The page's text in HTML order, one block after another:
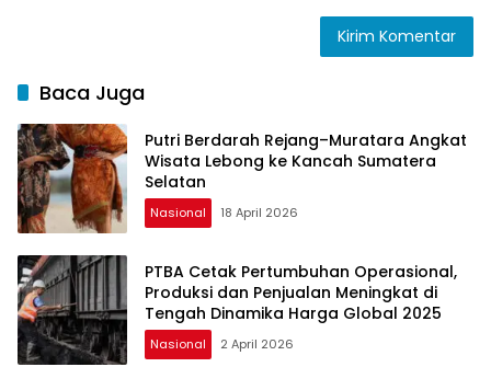
Baca Juga
Putri Berdarah Rejang–Muratara Angkat
Wisata Lebong ke Kancah Sumatera
Selatan
Nasional 18 April 2026
PTBA Cetak Pertumbuhan Operasional,
Produksi dan Penjualan Meningkat di
Tengah Dinamika Harga Global 2025
Nasional 2 April 2026